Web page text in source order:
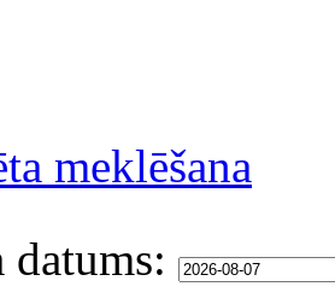
meklēšana
datums: